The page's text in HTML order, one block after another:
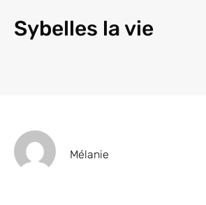
Sybelles la vie
Mélanie